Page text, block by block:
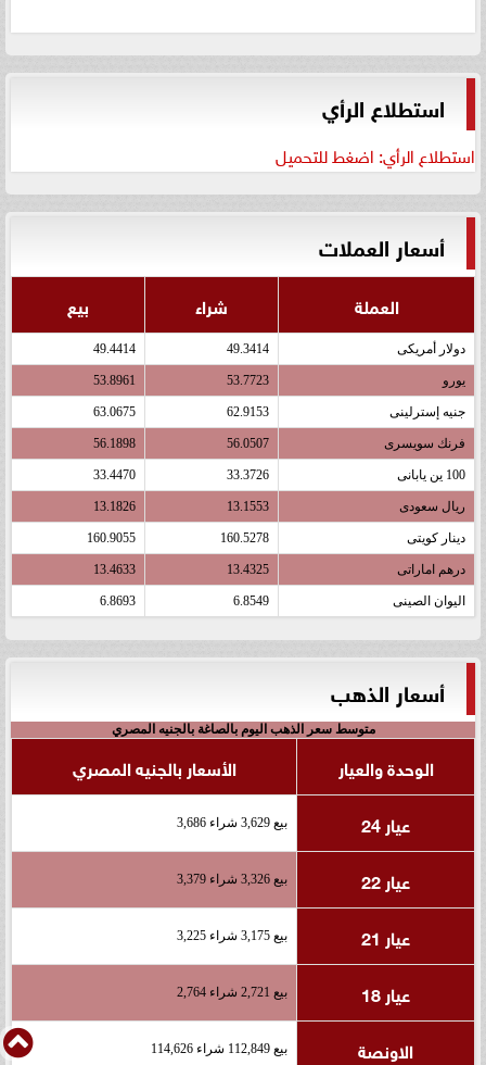
استطلاع الرأي
استطلاع الرأي: اضغط للتحميل
أسعار العملات
العملة شراء بيع
دولار أمريكى 49.3414
49.4414
يورو 53.7723
53.8961
جنيه إسترلينى 62.9153
63.0675
فرنك سويسرى 56.0507
56.1898
100 ين يابانى 33.3726
33.4470
ريال سعودى 13.1553
13.1826
دينار كويتى 160.5278
160.9055
درهم اماراتى 13.4325
13.4633
اليوان الصينى 6.8549
6.8693
أسعار الذهب
متوسط سعر الذهب اليوم بالصاغة بالجنيه المصري
الوحدة والعيار
الأسعار بالجنيه المصري
عيار 24
بيع 3,629 شراء 3,686
عيار 22 بيع 3,326 شراء 3,379
عيار 21 بيع 3,175 شراء 3,225
عيار 18 بيع 2,721 شراء 2,764
الاونصة بيع 112,849 شراء 114,626